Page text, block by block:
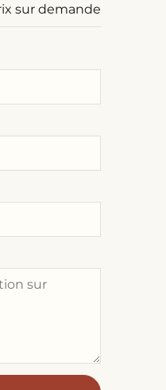
sur demande